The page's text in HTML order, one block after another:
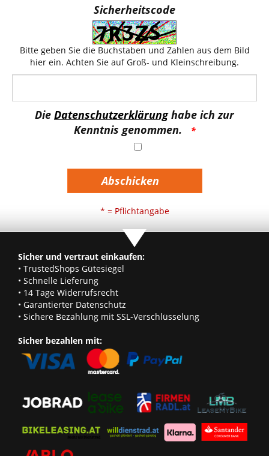
Sicherheitscode
Bitte geben Sie die Buchstaben und Zahlen aus dem Bild
hier ein. Achten Sie auf Groß- und Kleinschreibung.
Die Datenschutzerklärunghabe ich zur
Kenntnis genommen.
Abschicken
* = Pflichtangabe
Sicher und vertraut einkaufen:
• TrustedShops Gütesiegel
• Schnelle Lieferung
• 14 Tage Widerrufsrecht
• Garantierter Datenschutz
• Sichere Bezahlung mit SSL-Verschlüsselung
Sicher bezahlen mit: